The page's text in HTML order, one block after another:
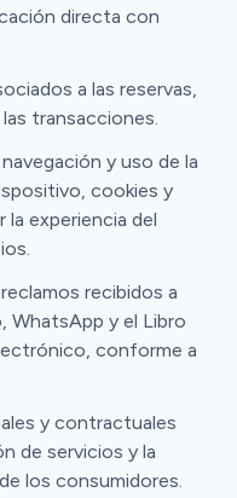
directa con
a las reservas,
transacciones.
y uso de la
cookies y
la experiencia del
recibidos a
WhatsApp y el Libro
conforme a
y contractuales
de servicios y la
los consumidores.